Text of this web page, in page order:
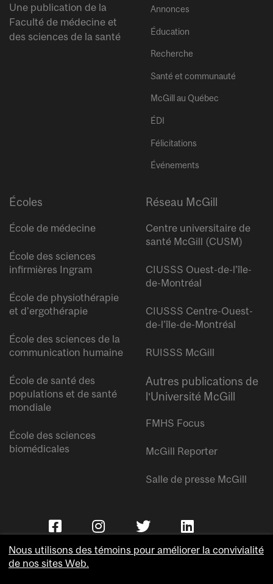
Une publication de la
Faculté de médecine et
des sciences de la santé
Annonces
Éducation
Recherche
Santé et communauté
McGill au Québec
ÉDI
Félicitations
Événements
Écoles
École de médecine
École des sciences
infirmières Ingram
École de physiothérapie
et d’ergothérapie
École des sciences de la
communication humaine
École de santé des
populations et de santé
mondiale
École des sciences
biomédicales
Réseau McGill
Centre universitaire de
santé McGill (CUSM)
CIUSSS Ouest-de-l’île-
de-Montréal
CIUSSS Centre-Ouest-
de-l’île-de-Montréal
RUISSS McGill
Autres publications de
l’Université McGill
FMHS Focus
McGill Reporter
Salle de presse McGill
Nous utilisons des témoins pour améliorer la convivialité
de nos sites Web.